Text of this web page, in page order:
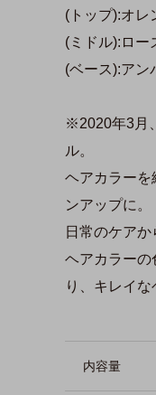
(トップ):オレ
(ミドル):ロー
(ベース):アン
※2020年3月
ル。
ヘアカラーを
ンアップに。
日常のケア
ヘアカラーの
り、キレイ
内容量